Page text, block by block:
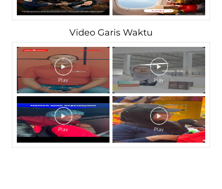
Video Garis Waktu